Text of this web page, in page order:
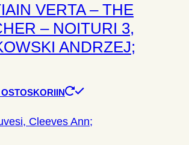
VERTA – THE
– NOITURI 3,
ANDRZEJ;